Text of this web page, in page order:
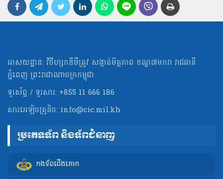
អាសយដ្ឋាន: វិថីហ្សកឌីមីត្រូវ សង្កាត់មិត្ដភាព ខណ្ឌ៧មករា រាជធានី
ភ្នំពេញ ព្រះរាជាណាចក្រកម្ពុជា
ទូរស័ព្ទ / ទូរសារ: +855 11 666 186
សារអេឡិចត្រូនិច: info@cic.mil.kh
ប្រភេទទ័ព និងទ័ពជំនាញ
កងទ័ពជើងគោក